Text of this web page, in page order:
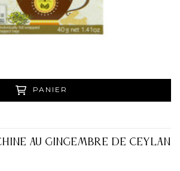
PANIER
AU GINGEMBRE DE CEYLAN